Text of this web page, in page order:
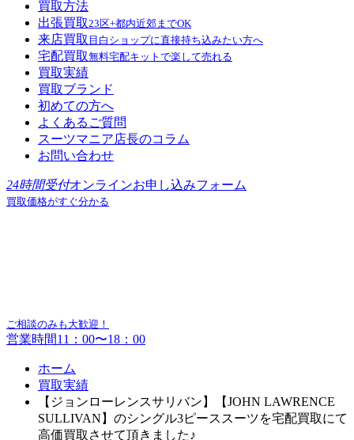
買取方法
出張買取23区+都内近郊までOK
来店買取 目白ショップに直接持ち込みたい方へ
宅配買取無料宅配キットで楽して売れる
買取実績
買取ブランド
初めての方へ
よくあるご質問
スーツマニア店長のコラム
お問い合わせ
24時間受付オンラインお申し込みフォーム
買取価格がすぐ分かる
ご相談のみも大歓迎！
営業時間11：00〜18：00
ホーム
買取実績
【ジョンローレンスサリバン】【JOHN LAWRENCE
SULLIVAN】のシングル3ピーススーツを宅配買取にて
高価買取させて頂きました♪